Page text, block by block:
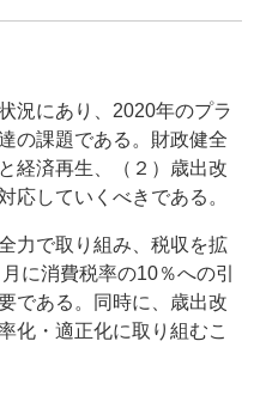
況にあり、2020年のプラ
の課題である。財政健全
経済再生、（２）歳出改
応していくべきである。
力で取り組み、税収を拡
に消費税率の10％への引
である。同時に、歳出改
化・適正化に取り組むこ